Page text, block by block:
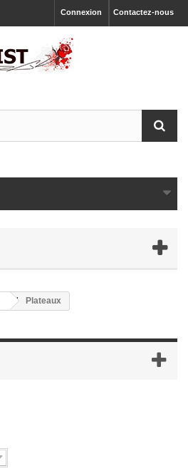
Contactez-nous
Connexion
Plateaux